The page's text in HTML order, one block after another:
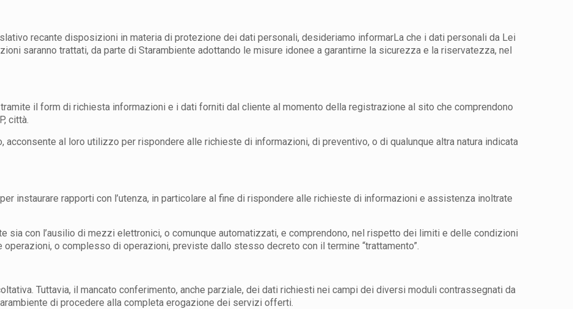
recante disposizioni in materia di protezione dei dati personali, desideriamo informarLa che i dati personali da Lei
saranno trattati, da parte di Starambiente adottando le misure idonee a garantirne la sicurezza e la riservatezza, nel
il form di richiesta informazioni e i dati forniti dal cliente al momento della registrazione al sito che comprendono
città.
acconsente al loro utilizzo per rispondere alle richieste di informazioni, di preventivo, o di qualunque altra natura indicata
instaurare rapporti con l’utenza, in particolare al fine di rispondere alle richieste di informazioni e assistenza inoltrate
sia con l’ausilio di mezzi elettronici, o comunque automatizzati, e comprendono, nel rispetto dei limiti e delle condizioni
o complesso di operazioni, previste dallo stesso decreto con il termine “trattamento”.
Tuttavia, il mancato conferimento, anche parziale, dei dati richiesti nei campi dei diversi moduli contrassegnati da
di procedere alla completa erogazione dei servizi offerti.